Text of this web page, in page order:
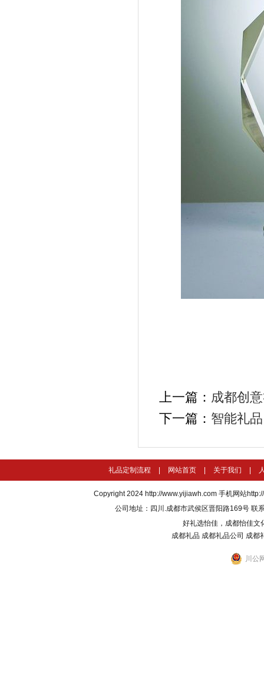
上一篇： 成都创
下一篇： 智能礼
礼品定制流程 网站首页 关于我们
Copyright 2024 http://www.yijiawh.com 手机网站
公司地址：四川.成都市武侯区晋阳路169号
好礼选怡佳，成都怡佳文
成都礼品 成都礼品公司 成都
川公